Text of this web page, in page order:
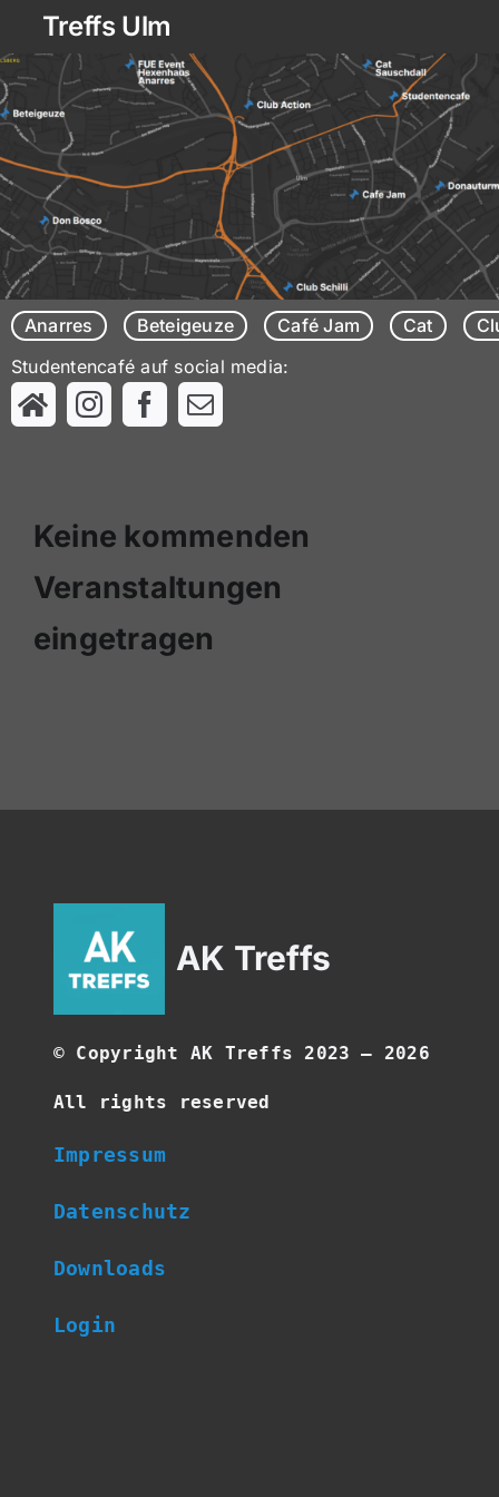
springen
Treffs Ulm
Anarres Beteigeuze Café Jam Cat
Studentencafé auf social media:
Keine kommenden
Veranstaltungen
eingetragen
AK Treffs
© Copyright AK Treffs 2023 – 2026
All rights reserved
Impressum
Datenschutz
Downloads
Login